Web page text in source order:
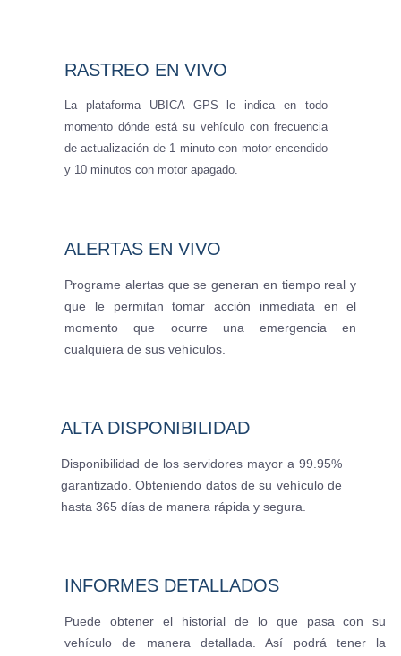
RASTREO EN VIVO
La plataforma UBICA GPS le indica en todo
momento dónde está su vehículo con frecuencia
de actualización de 1 minuto con motor encendido
y 10 minutos con motor apagado.
ALERTAS EN VIVO
Programe alertas que se generan en tiempo real y
que le permitan tomar acción inmediata en el
momento que ocurre una emergencia en
cualquiera de sus vehículos.
ALTA DISPONIBILIDAD
Disponibilidad de los servidores mayor a 99.95%
garantizado. Obteniendo datos de su vehículo de
hasta 365 días de manera rápida y segura.
INFORMES DETALLADOS
Puede obtener el historial de lo que pasa con su
vehículo de manera detallada. Así podrá tener la